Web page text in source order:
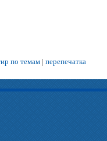
по темам | перепечатка